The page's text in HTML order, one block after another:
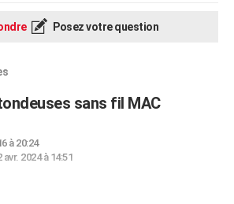
Posez votre question
sans fil MAC
à 20:24
avr. 2024 à 14:51